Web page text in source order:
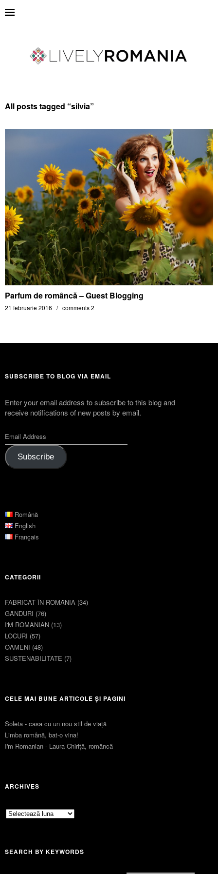
All posts tagged “silvia”
Parfum de româncă – Guest Blogging
21 februarie 2016 comments 2
SUBSCRIBE TO BLOG VIA EMAIL
Enter your email address to subscribe to this blog and
receive notifications of new posts by email.
Subscribe
Română
English
Français
CATEGORII
FABRICAT ÎN ROMȂNIA (34)
GȂNDURI (76)
I'M ROMANIAN (13)
LOCURI (57)
OAMENI (48)
SUSTENABILITATE (7)
CELE MAI BUNE ARTICOLE ȘI PAGINI
Soleta - casa cu un nou stil de viaţă
Limba română, bat-o vina!
I'm Romanian - Laura Chiriță, româncă
ARCHIVES
Archives
SEARCH BY KEYWORDS